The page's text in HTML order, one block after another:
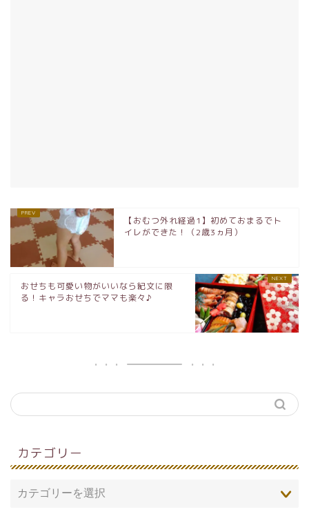
【おむつ外れ経過1】初めておまるでト
イレができた！（2歳3ヵ月）
おせちも可愛い物がいいなら紀文に限
る！キャラおせちでママも楽々♪
カテゴリー